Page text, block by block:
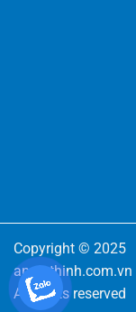
Copyright © 2025
angiathinh.com.vn
All rights reserved